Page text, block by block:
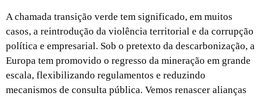
A chamada transição verde tem significado, em muitos
casos, a reintrodução da violência territorial e da corrupção
política e empresarial. Sob o pretexto da descarbonização, a
Europa tem promovido o regresso da mineração em grande
escala, flexibilizando regulamentos e reduzindo
mecanismos de consulta pública. Vemos renascer alianças